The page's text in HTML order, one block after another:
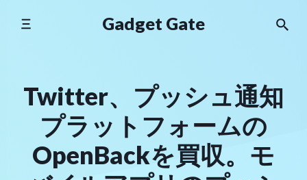
Gadget Gate
Twitter、プッシュ通知
プラットフォームの
OpenBackを買収。モ